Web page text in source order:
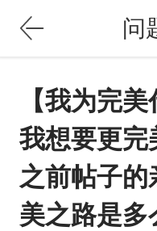
问
【我为完
我想要更完
之前帖子
美之路是多